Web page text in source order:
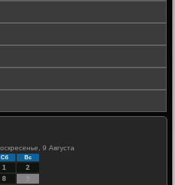
9 Августа
Сб Вс
1
2
8
9